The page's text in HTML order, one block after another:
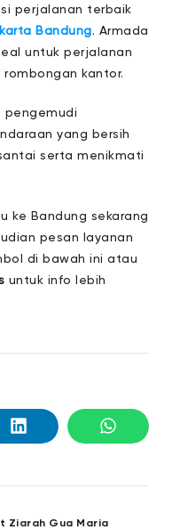
perjalanan terbaik
Bandung. Armada
untuk perjalanan
kantor.
pengemudi
yang bersih
serta menikmati
ke Bandung sekarang
pesan layanan
di bawah ini atau
untuk info lebih
Ziarah Gua Maria